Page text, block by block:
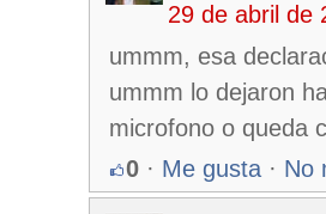
29 de abril de
ummm, esa
ummm lo dejaron
microfono o queda
0 · Me gusta · No